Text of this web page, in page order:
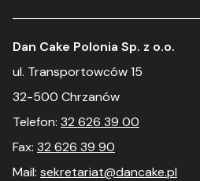
Dan Cake Polonia Sp. z o.o.
ul. Transportowców 15
32-500 Chrzanów
Telefon: 32 626 39 00
Fax: 32 626 39 90
Mail: sekretariat@dancake.pl